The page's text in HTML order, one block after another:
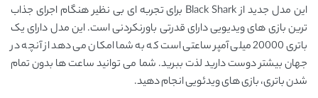
این مدل جدید از Black Shark برای تجربه ای بی نظیر هنگام اجرای جذاب
ترین بازی های ویدیویی دارای قدرتی باورنکردنی است. این مدل دارای یک
باتری 20000 میلی آمپر ساعتی است که به شما امکان می دهد از آنچه در
جهان بیشتر دوست دارید لذت ببرید. شما می توانید ساعت ها بدون تمام
شدن باتری، بازی های ویدئویی انجام دهید.